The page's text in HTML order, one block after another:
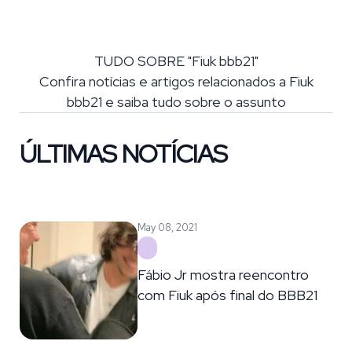
TUDO SOBRE "Fiuk bbb21"
Confira notícias e artigos relacionados a Fiuk
bbb21 e saiba tudo sobre o assunto
ÚLTIMAS NOTÍCIAS
May 08, 2021
Fábio Jr mostra reencontro
com Fiuk após final do BBB21